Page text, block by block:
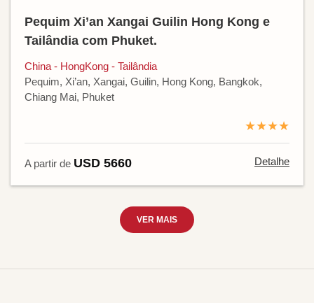
Pequim Xi’an Xangai Guilin Hong Kong e
Tailândia com Phuket.
China - HongKong - Tailândia
Pequim, Xi’an, Xangai, Guilin, Hong Kong, Bangkok,
Chiang Mai, Phuket
★★★★
A partir de USD 5660 Detalhe
VER MAIS